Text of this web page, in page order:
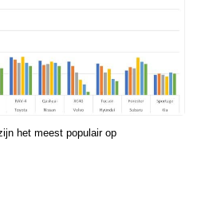
het meest populair op